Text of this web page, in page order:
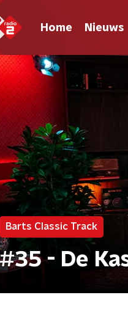
Home Nieuws
Barts Classic Track
#35 - De